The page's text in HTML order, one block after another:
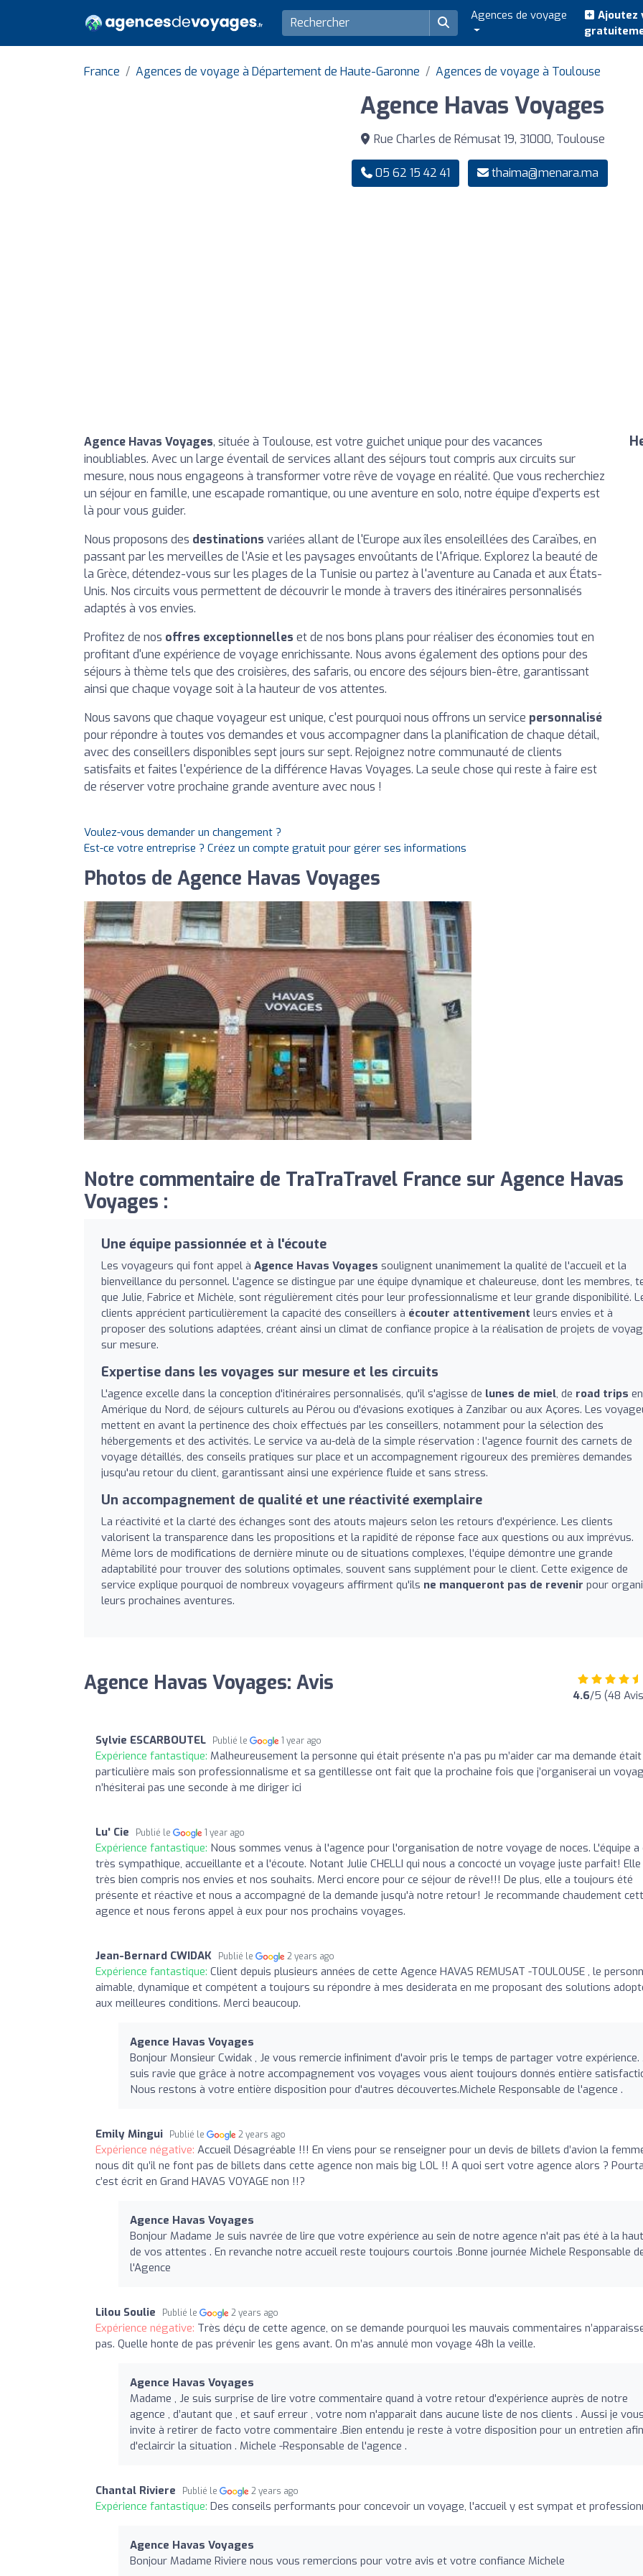
Agences de voyage
Ajoutez
France Agences de voyage à Département de Haute-Garonne Agences de voyage à Toulouse
Agence Havas Voyages
Rue Charles de Rémusat 19, 31000, Toulouse
05 62 15 42 41 thaima@menara.ma
Agence Havas Voyages, située à Toulouse, est votre guichet unique pour des vacances
inoubliables. Avec un large éventail de services allant des séjours tout compris aux circuits sur
mesure, nous nous engageons à transformer votre rêve de voyage en réalité. Que vous recherchiez
un séjour en famille, une escapade romantique, ou une aventure en solo, notre équipe d'experts est
là pour vous guider.
Nous proposons des destinations variées allant de l'Europe aux îles ensoleillées des Caraïbes, en
passant par les merveilles de l'Asie et les paysages envoûtants de l'Afrique. Explorez la beauté de
la Grèce, détendez-vous sur les plages de la Tunisie ou partez à l'aventure au Canada et aux États-
Unis. Nos circuits vous permettent de découvrir le monde à travers des itinéraires personnalisés
adaptés à vos envies.
Profitez de nos offres exceptionnelles et de nos bons plans pour réaliser des économies tout en
profitant d'une expérience de voyage enrichissante. Nous avons également des options pour des
séjours à thème tels que des croisières, des safaris, ou encore des séjours bien-être, garantissant
ainsi que chaque voyage soit à la hauteur de vos attentes.
Nous savons que chaque voyageur est unique, c'est pourquoi nous offrons un service personnalisé
pour répondre à toutes vos demandes et vous accompagner dans la planification de chaque détail,
avec des conseillers disponibles sept jours sur sept. Rejoignez notre communauté de clients
satisfaits et faites l'expérience de la différence Havas Voyages. La seule chose qui reste à faire est
de réserver votre prochaine grande aventure avec nous !
Voulez-vous demander un changement ?
Est-ce votre entreprise ? Créez un compte gratuit pour gérer ses informations
Photos de Agence Havas Voyages
Notre commentaire de TraTraTravel France sur Agence Havas
Voyages :
Une équipe passionnée et à l'écoute
Les voyageurs qui font appel à Agence Havas Voyages soulignent unanimement la qualité de l'accueil et la
bienveillance du personnel. L'agence se distingue par une équipe dynamique et chaleureuse, dont les membres,
que Julie, Fabrice et Michèle, sont régulièrement cités pour leur professionnalisme et leur grande disponibilité.
clients apprécient particulièrement la capacité des conseillers à écouter attentivement leurs envies et à
proposer des solutions adaptées, créant ainsi un climat de confiance propice à la réalisation de projets de
sur mesure.
Expertise dans les voyages sur mesure et les circuits
L'agence excelle dans la conception d'itinéraires personnalisés, qu'il s'agisse de lunes de miel, de road trips en
Amérique du Nord, de séjours culturels au Pérou ou d'évasions exotiques à Zanzibar ou aux Açores. Les
mettent en avant la pertinence des choix effectués par les conseillers, notamment pour la sélection des
hébergements et des activités. Le service va au-delà de la simple réservation : l'agence fournit des carnets de
voyage détaillés, des conseils pratiques sur place et un accompagnement rigoureux des premières demandes
jusqu'au retour du client, garantissant ainsi une expérience fluide et sans stress.
Un accompagnement de qualité et une réactivité exemplaire
La réactivité et la clarté des échanges sont des atouts majeurs selon les retours d'expérience. Les clients
valorisent la transparence dans les propositions et la rapidité de réponse face aux questions ou aux imprévus.
Même lors de modifications de dernière minute ou de situations complexes, l'équipe démontre une grande
adaptabilité pour trouver des solutions optimales, souvent sans supplément pour le client. Cette exigence de
service explique pourquoi de nombreux voyageurs affirment qu'ils ne manqueront pas de revenir pour
leurs prochaines aventures.
Agence Havas Voyages: Avis 4.6/5 (48
Sylvie ESCARBOUTEL Publié le 1 year ago
Expérience fantastique: Malheureusement la personne qui était présente n’a pas pu m’aider car ma demande
particulière mais son professionnalisme et sa gentillesse ont fait que la prochaine fois que j’organiserai un
n’hésiterai pas une seconde à me diriger ici
Lu' Cie Publié le 1 year ago
Expérience fantastique: Nous sommes venus à l'agence pour l'organisation de notre voyage de noces. L'équipe a
très sympathique, accueillante et a l'écoute. Notant Julie CHELLI qui nous a concocté un voyage juste parfait! Elle
très bien compris nos envies et nos souhaits. Merci encore pour ce séjour de rêve!!! De plus, elle a toujours été
présente et réactive et nous a accompagné de la demande jusqu'à notre retour! Je recommande chaudement
agence et nous ferons appel à eux pour nos prochains voyages.
Jean-Bernard CWIDAK Publié le 2 years ago
Expérience fantastique: Client depuis plusieurs années de cette Agence HAVAS REMUSAT -TOULOUSE , le
aimable, dynamique et compétent a toujours su répondre à mes desiderata en me proposant des solutions
aux meilleures conditions. Merci beaucoup.
Agence Havas Voyages
Bonjour Monsieur Cwidak , Je vous remercie infiniment d'avoir pris le temps de partager votre expérience.
suis ravie que grâce à notre accompagnement vos voyages vous aient toujours donnés entière
Nous restons à votre entière disposition pour d'autres découvertes.Michele Responsable de l'agence .
Emily Mingui Publié le 2 years ago
Expérience négative: Accueil Désagréable !!! En viens pour se renseigner pour un devis de billets d’avion la
nous dit qu’il ne font pas de billets dans cette agence non mais big LOL !! A quoi sert votre agence alors ?
c’est écrit en Grand HAVAS VOYAGE non !!?
Agence Havas Voyages
Bonjour Madame Je suis navrée de lire que votre expérience au sein de notre agence n'ait pas été à la
de vos attentes . En revanche notre accueil reste toujours courtois .Bonne journée Michele Responsable
l'Agence
Lilou Soulie Publié le 2 years ago
Expérience négative: Très déçu de cette agence, on se demande pourquoi les mauvais commentaires
pas. Quelle honte de pas prévenir les gens avant. On m’as annulé mon voyage 48h la veille.
Agence Havas Voyages
Madame , Je suis surprise de lire votre commentaire quand à votre retour d'expérience auprès de notre
agence , d’autant que , et sauf erreur , votre nom n'apparait dans aucune liste de nos clients . Aussi je
invite à retirer de facto votre commentaire .Bien entendu je reste à votre disposition pour un entretien afin
d'eclaircir la situation . Michele -Responsable de l'agence .
Chantal Riviere Publié le 2 years ago
Expérience fantastique: Des conseils performants pour concevoir un voyage, l'accueil y est sympat et
Agence Havas Voyages
Bonjour Madame Riviere nous vous remercions pour votre avis et votre confiance Michele